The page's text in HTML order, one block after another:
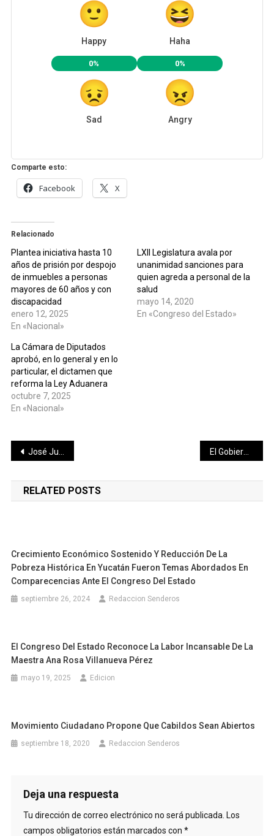
Happy Haha
0%
Sad
0%
Angry
Comparte esto:
Facebook X
Relacionado
Plantea iniciativa hasta 10
años de prisión por despojo
de inmuebles a personas
mayores de 60 años y con
discapacidad
enero 12, 2025
En «Nacional»
LXII Legislatura avala por
unanimidad sanciones para
quien agreda a personal de la
salud
mayo 14, 2020
En «Congreso del Estado»
La Cámara de Diputados
aprobó, en lo general y en lo
particular, el dictamen que
reforma la Ley Aduanera
octubre 7, 2025
En «Nacional»
Navegación
de
entradas
José Juan Aguilar Platicará con los fans en Facesboook live.
RELATED POSTS
Crecimiento Económico Sostenido Y Reducción De La
Pobreza Histórica En Yucatán Fueron Temas Abordados En
Comparecencias Ante El Congreso Del Estado
septiembre 26, 2024 Redaccion Senderos
El Congreso Del Estado Reconoce La Labor Incansable De La
Maestra Ana Rosa Villanueva Pérez
mayo 19, 2025 Edicion
Movimiento Ciudadano Propone Que Cabildos Sean Abiertos
septiembre 18, 2020 Redaccion Senderos
Deja una respuesta
Tu dirección de correo electrónico no será publicada. Los
campos obligatorios están marcados con *